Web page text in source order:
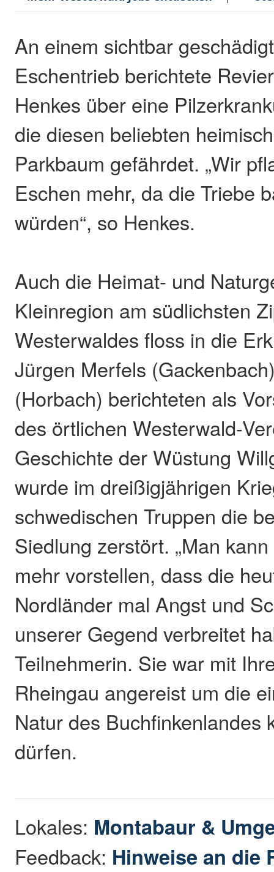
An einem sichtbar
Eschentrieb berichtete
Henkes über eine
die diesen beliebten
Parkbaum gefährdet. „Wir
Eschen mehr, da die Triebe
würden“, so Henkes.
Auch die Heimat- und
Kleinregion am südlichsten
Westerwaldes floss in die
Jürgen Merfels
(Horbach) berichteten als
des örtlichen Westerwald-
Geschichte der Wüstung
wurde im dreißigjährigen
schwedischen Truppen die
Siedlung zerstört. „Man
mehr vorstellen, dass die
Nordländer mal Angst und
unserer Gegend verbreitet
Teilnehmerin. Sie war mit
Rheingau angereist um die
Natur des Buchfinkenlandes
dürfen.
Lokales: Montabaur &
Feedback: Hinweise an die